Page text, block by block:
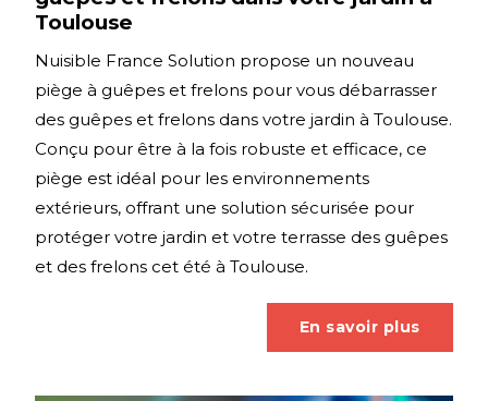
Toulouse
Nuisible France Solution propose un nouveau
piège à guêpes et frelons pour vous débarrasser
des guêpes et frelons dans votre jardin à Toulouse.
Conçu pour être à la fois robuste et efficace, ce
piège est idéal pour les environnements
extérieurs, offrant une solution sécurisée pour
protéger votre jardin et votre terrasse des guêpes
et des frelons cet été à Toulouse.
En savoir plus